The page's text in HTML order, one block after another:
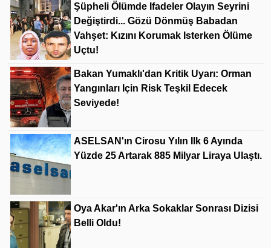
Şüpheli Ölümde Ifadeler Olayın Seyrini
Değiştirdi... Gözü Dönmüş Babadan
Vahşet: Kızını Korumak Isterken Ölüme
Uçtu!
Bakan Yumaklı'dan Kritik Uyarı: Orman
Yangınları Için Risk Teşkil Edecek
Seviyede!
ASELSAN'ın Cirosu Yılın Ilk 6 Ayında
Yüzde 25 Artarak 885 Milyar Liraya Ulaştı.
Oya Akar'ın Arka Sokaklar Sonrası Dizisi
Belli Oldu!